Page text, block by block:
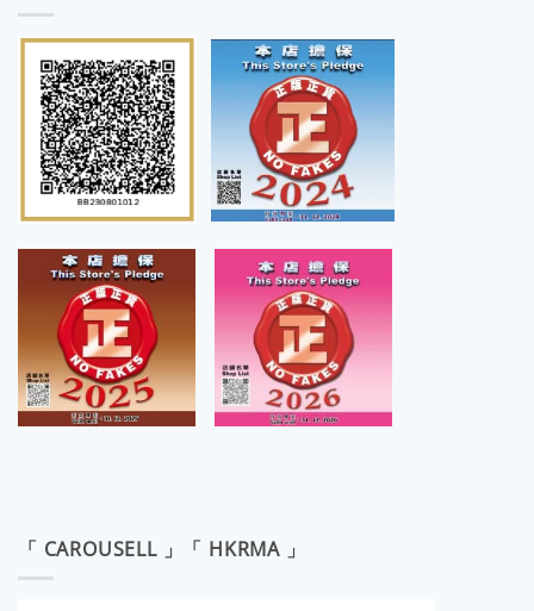
「 CAROUSELL 」「 HKRMA 」